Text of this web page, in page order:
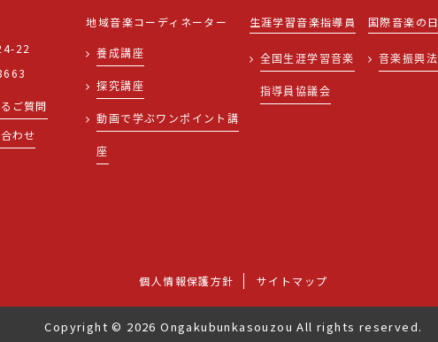
22
ご質問
わせ
地域音楽コーディネーター
養成講座
探究講座
動画で学ぶワンポイント講
座
生涯学習音楽指導員
全国生涯学習音楽
指導員協議会
国際音楽の日
音楽振興法
個人情報保護方針 サイトマップ
Copyright © 2026 Ongakubunkasouzou All rights reserved.